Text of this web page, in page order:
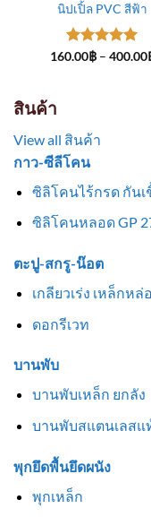
นิปเปิ้ล PVC สีฟ้า
ให้คะแนน
160.00฿ – 400.00
สินค้า
View all สินค้า
กาว-ซีลีโคน
ซิลิโคนไร้กรด กันเ
ซิลิโคนหลอด GP
ตะปู-สกรู-น๊อต
เกลียวเร่ง เหล็กหล่
ดอกรีเวท
บานพับ
บานพับเหล็ก ยกลัง
บานพับสแตนเลสแ
พุกยึดพื้นยึดผนัง
พุกเหล็ก